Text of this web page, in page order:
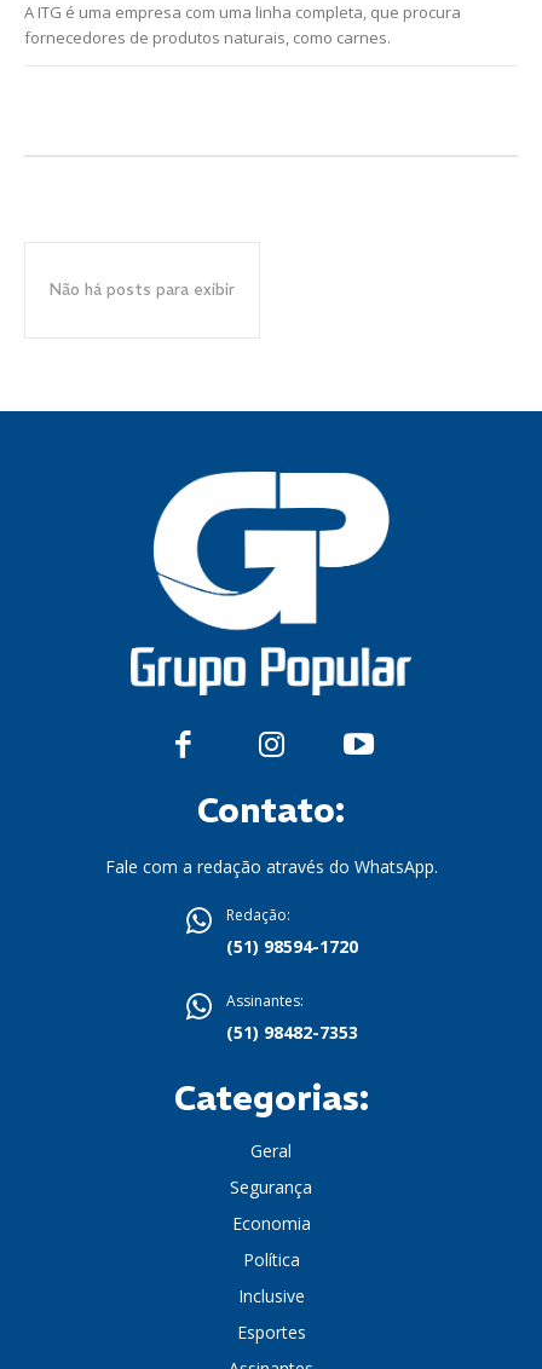
A ITG é uma empresa com uma linha completa, que procura
fornecedores de produtos naturais, como carnes.
Não há posts para exibir
Contato:
Fale com a redação através do WhatsApp.
Redação:
(51) 98594-1720
Assinantes:
(51) 98482-7353
Categorias:
Geral
Segurança
Economia
Política
Inclusive
Esportes